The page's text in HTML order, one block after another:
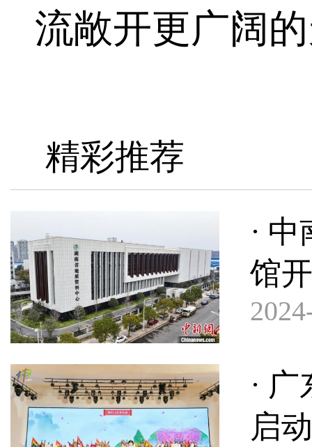
流敞开更广阔
精彩推荐
·
馆
·
启